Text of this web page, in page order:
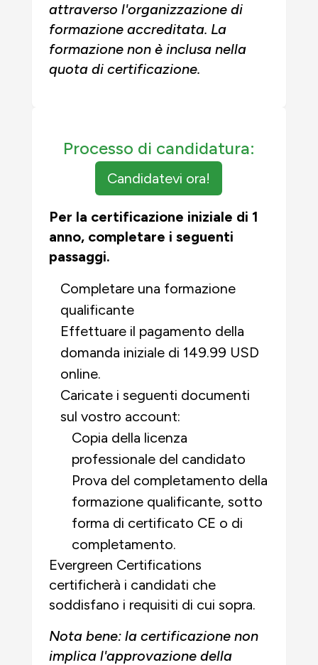
attraverso l'organizzazione di
formazione accreditata. La
formazione non è inclusa nella
quota di certificazione.
Processo di candidatura:
Candidatevi ora!
Per la certificazione iniziale di 1
anno, completare i seguenti
passaggi.
Completare una formazione
qualificante
Effettuare il pagamento della
domanda iniziale di 149.99 USD
online.
Caricate i seguenti documenti
sul vostro account:
Copia della licenza
professionale del candidato
Prova del completamento della
formazione qualificante, sotto
forma di certificato CE o di
completamento.
Evergreen Certifications
certificherà i candidati che
soddisfano i requisiti di cui sopra.
Nota bene: la certificazione non
implica l'approvazione della